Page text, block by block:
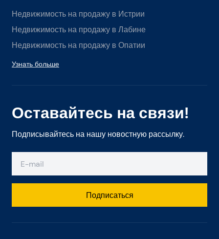
Оставайтесь на связи!
Подписывайтесь на нашу новостную рассылку.
Подписаться
Недвижимость на продажу в Истрии
Недвижимость на продажу в Лабине
Недвижимость на продажу в Опатии
Узнать больше